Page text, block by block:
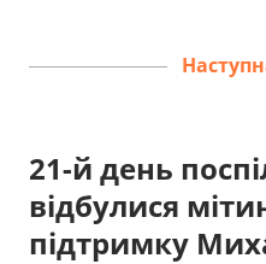
21-й день
відбулися
підтримку